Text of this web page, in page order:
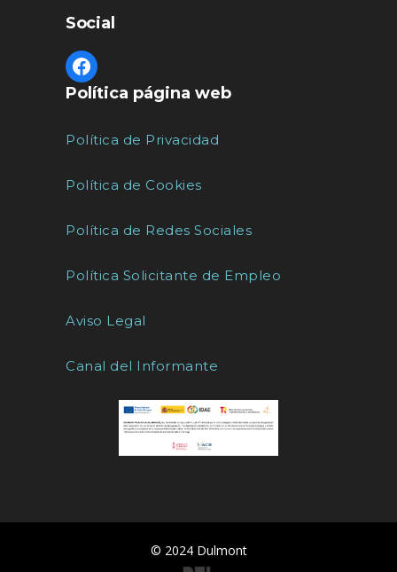
Social
Política página web
Política de Privacidad
Política de Cookies
Política de Redes Sociales
Política Solicitante de Empleo
Aviso Legal
Canal del Informante
© 2024 Dulmont